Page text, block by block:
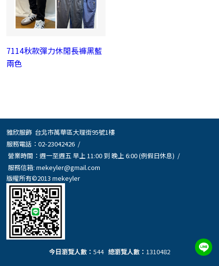
7114秋款彈力休閒長褲黑藍
兩色
雅欣服飾 台北市萬華區大理街95號1樓
服務電話：02-23042426 /
營業時間：週一至週五 早上 11:00 到 晚上 6:00 (例假日休息) /
服務信箱:mekeyler@gmail.com
版權所有©2013 mekeyler
今日瀏覽人數： 544 總瀏覽人數： 1310482